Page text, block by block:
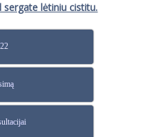
lėtiniu cistitu.